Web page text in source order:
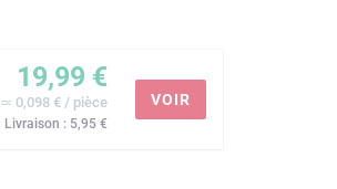
19,99 €
≃ 0,098 € / pièce
Livraison : 5,95 €
VOIR